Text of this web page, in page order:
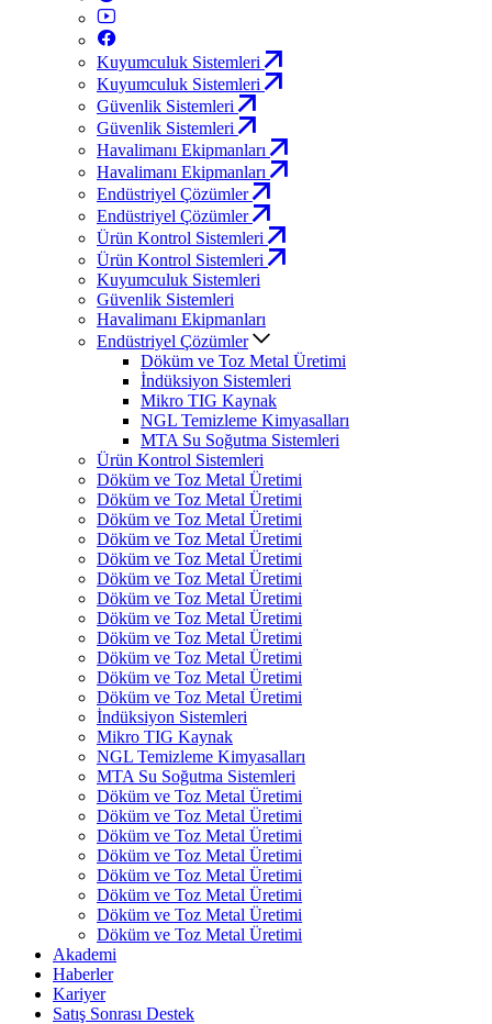
Kuyumculuk Sistemleri
Kuyumculuk Sistemleri
Güvenlik Sistemleri
Güvenlik Sistemleri
Havalimanı Ekipmanları
Havalimanı Ekipmanları
Endüstriyel Çözümler
Endüstriyel Çözümler
Ürün Kontrol Sistemleri
Ürün Kontrol Sistemleri
Kuyumculuk Sistemleri
Güvenlik Sistemleri
Havalimanı Ekipmanları
Endüstriyel Çözümler
Döküm ve Toz Metal Üretimi
İndüksiyon Sistemleri
Mikro TIG Kaynak
NGL Temizleme Kimyasalları
MTA Su Soğutma Sistemleri
Ürün Kontrol Sistemleri
Döküm ve Toz Metal Üretimi
Döküm ve Toz Metal Üretimi
Döküm ve Toz Metal Üretimi
Döküm ve Toz Metal Üretimi
Döküm ve Toz Metal Üretimi
Döküm ve Toz Metal Üretimi
Döküm ve Toz Metal Üretimi
Döküm ve Toz Metal Üretimi
Döküm ve Toz Metal Üretimi
Döküm ve Toz Metal Üretimi
Döküm ve Toz Metal Üretimi
Döküm ve Toz Metal Üretimi
İndüksiyon Sistemleri
Mikro TIG Kaynak
NGL Temizleme Kimyasalları
MTA Su Soğutma Sistemleri
Döküm ve Toz Metal Üretimi
Döküm ve Toz Metal Üretimi
Döküm ve Toz Metal Üretimi
Döküm ve Toz Metal Üretimi
Döküm ve Toz Metal Üretimi
Döküm ve Toz Metal Üretimi
Döküm ve Toz Metal Üretimi
Döküm ve Toz Metal Üretimi
Akademi
Haberler
Kariyer
Satış Sonrası Destek